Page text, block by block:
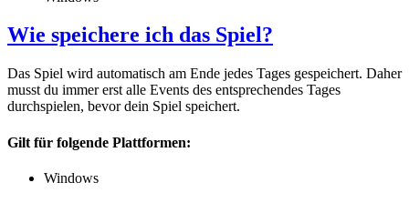
Wie speichere ich das Spiel?
Das Spiel wird automatisch am Ende jedes Tages gespeichert. Daher
musst du immer erst alle Events des entsprechendes Tages
durchspielen, bevor dein Spiel speichert.
Gilt für folgende Plattformen:
Windows